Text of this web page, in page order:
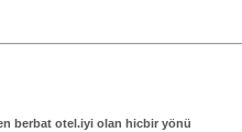
berbat otel.iyi olan hicbir yönü